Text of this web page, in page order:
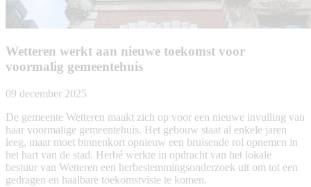
Wetteren werkt aan nieuwe toekomst voor
voormalig gemeentehuis
09 december 2025
De gemeente Wetteren maakt zich op voor een nieuwe invulling van
haar voormalige gemeentehuis. Het gebouw staat al enkele jaren
leeg, maar moet binnenkort opnieuw een bruisende rol opnemen in
het hart van de stad. Herbé werkte in opdracht van het lokale
bestuur van Wetteren een herbestemmingsonderzoek uit om tot een
gedragen en haalbare toekomstvisie te komen.